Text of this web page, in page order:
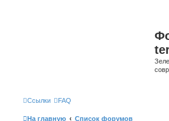
Ссылки FAQ
На главную Список форумов